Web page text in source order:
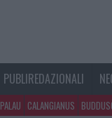
PUBLIREDAZIONALI
PALAU CALANGIANUS